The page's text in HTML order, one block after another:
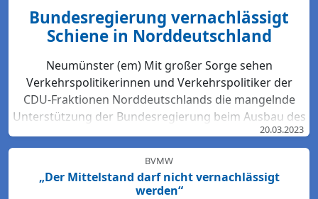
Bundesregierung vernachlässigt
Schiene in Norddeutschland
Neumünster (em) Mit großer Sorge sehen
Verkehrspolitikerinnen und Verkehrspolitiker der
CDU-Fraktionen Norddeutschlands die mangelnde
Unterstützung der Bundesregierung beim Ausbau des
Bahn-Netzes. Hartmut Bodeit, mobilitätspolitischer
Sprecher der bremischen CDUBürgerschaftsfraktion,
betont: „Die neuesten Bewertungen der DB Netz AG
lassen keinen Zweifel: Das Schienennetz ist in der
20.03.2023
BVMW
„Der Mittelstand darf nicht vernachlässigt
werden“